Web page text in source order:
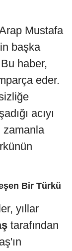
Mustafa
başka
haber,
eder.
acıyı
zamanla
Bir Türkü
yıllar
tarafından